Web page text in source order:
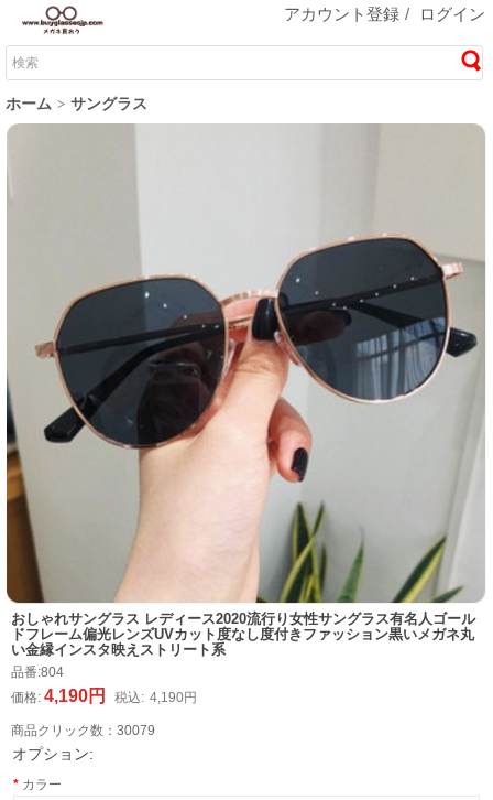
アカウント登録 / ログイン
ホーム サングラス
おしゃれサングラス レディース2020流行り女性サングラス有名人ゴール
ドフレーム偏光レンズUVカット度なし度付きファッション黒いメガネ丸
い金縁インスタ映えストリート系
品番:804
価格: 4,190円 税込: 4,190円
商品クリック数： 30079
オプション:
カラー